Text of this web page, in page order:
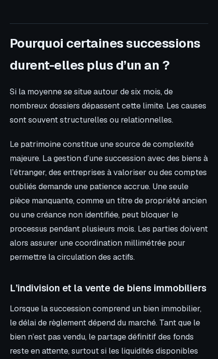
Pourquoi certaines successions
durent-elles plus d’un an ?
Si la moyenne se situe autour de six mois, de
nombreux dossiers dépassent cette limite. Les causes
sont souvent structurelles ou relationnelles.
Le patrimoine constitue une source de complexité
majeure. La gestion d’une succession avec des biens à
l’étranger, des entreprises à valoriser ou des comptes
oubliés demande une patience accrue. Une seule
pièce manquante, comme un titre de propriété ancien
ou une créance non identifiée, peut bloquer le
processus pendant plusieurs mois. Les parties doivent
alors assurer une coordination millimétrée pour
permettre la circulation des actifs.
L’indivision et la vente de biens immobiliers
Lorsque la succession comprend un bien immobilier,
le délai de règlement dépend du marché. Tant que le
bien n’est pas vendu, le partage définitif des fonds
reste en attente, surtout si les liquidités disponibles